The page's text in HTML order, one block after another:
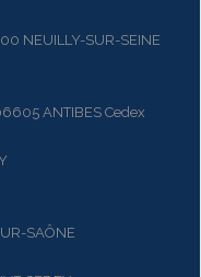
NEUILLY-SUR-SEINE
ANTIBES Cedex
SAÔNE